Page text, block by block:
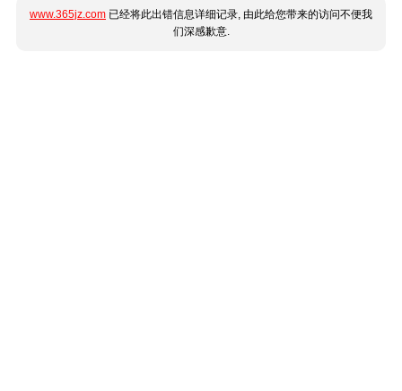
www.365jz.com 已经将此出错信息详细记录, 由此给您带来的访问不便我
们深感歉意.